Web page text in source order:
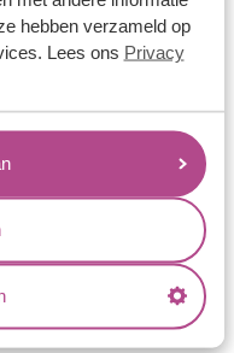
hebben verzameld op
Lees ons Privacy